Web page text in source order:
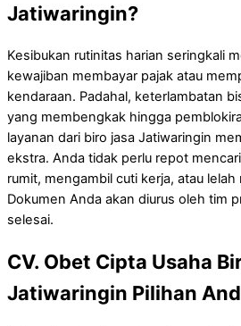
Jatiwaringin?
Kesibukan rutinitas harian seringkali
kewajiban membayar pajak atau
kendaraan. Padahal, keterlambatan
yang membengkak hingga
layanan dari biro jasa Jatiwaringin
ekstra. Anda tidak perlu repot
rumit, mengambil cuti kerja, atau
Dokumen Anda akan diurus oleh tim
selesai.
CV. Obet Cipta Usaha
Jatiwaringin Pilihan